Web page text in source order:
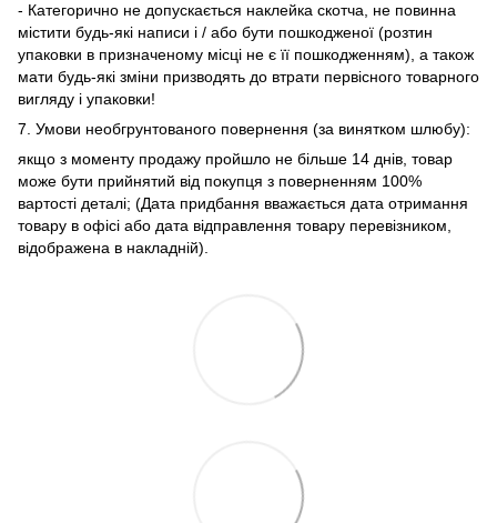
- Категорично не допускається наклейка скотча, не повинна
містити будь-які написи і / або бути пошкодженої (розтин
упаковки в призначеному місці не є її пошкодженням), а також
мати будь-які зміни призводять до втрати первісного товарного
вигляду і упаковки!
7. Умови необгрунтованого повернення (за винятком шлюбу):
якщо з моменту продажу пройшло не більше 14 днів, товар
може бути прийнятий від покупця з поверненням 100%
вартості деталі; (Дата придбання вважається дата отримання
товару в офісі або дата відправлення товару перевізником,
відображена в накладній).